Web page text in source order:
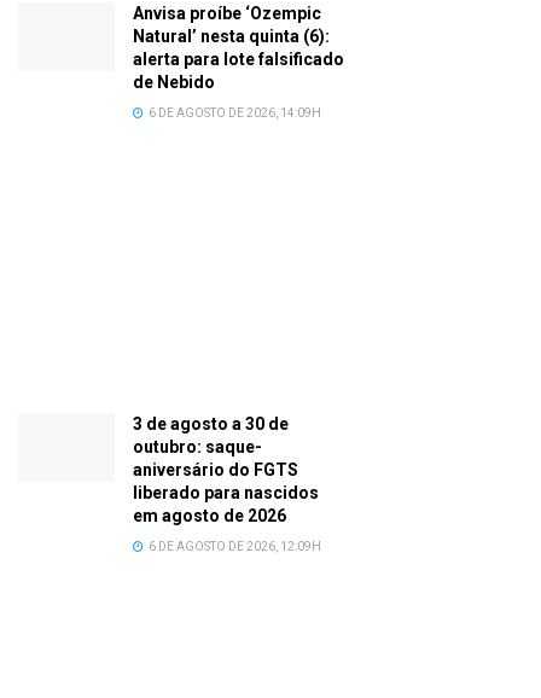
Anvisa proíbe ‘Ozempic
Natural’ nesta quinta (6):
alerta para lote falsificado
de Nebido
6 DE AGOSTO DE 2026, 14:09H
3 de agosto a 30 de
outubro: saque-
aniversário do FGTS
liberado para nascidos
em agosto de 2026
6 DE AGOSTO DE 2026, 12:09H